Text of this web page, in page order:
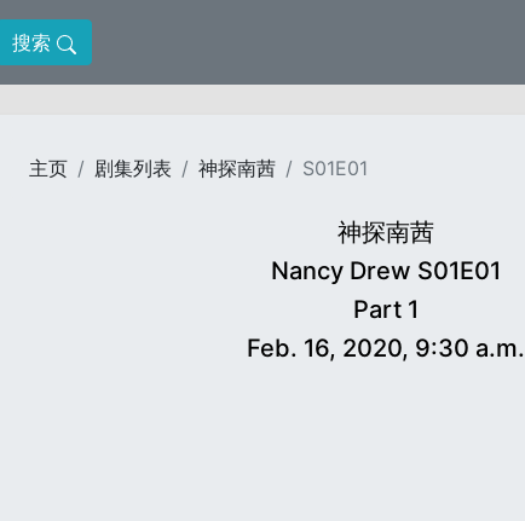
搜索
主页 剧集列表 神探南茜 S01E01
神探南茜
Nancy Drew S01E01
Part 1
Feb. 16, 2020, 9:30 a.m.